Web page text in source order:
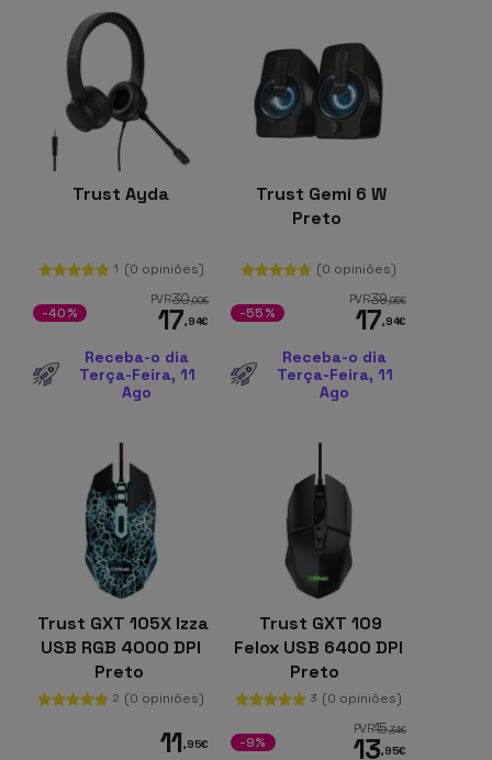
Trust Ayda
1 (0 opiniões)
PVR30,00€
17,94€
-40%
Receba-o dia
Terça-Feira, 11
Ago
Trust Gemi 6 W
Preto
(0 opiniões)
PVR39,95€
17,94€
-55%
Receba-o dia
Terça-Feira, 11
Ago
Trust GXT 105X Izza
USB RGB 4000 DPI
Preto
2 (0 opiniões)
11,95€
Trust GXT 109
Felox USB 6400 DPI
Preto
3 (0 opiniões)
PVR15,34€
13,95€
-9%